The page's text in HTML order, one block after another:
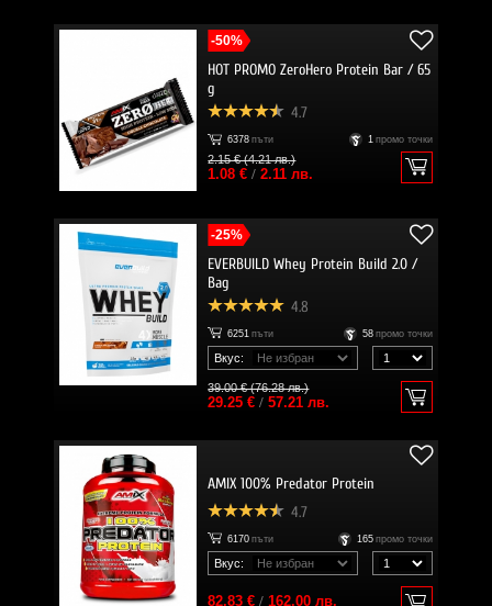
-50%
HOT PROMO ZeroHero Protein Bar / 65
g
4.7
6378 пъти 1 промо точки
2.15 € (4.21 лв.)
1.08 €/ 2.11 лв.
-25%
EVERBUILD Whey Protein Build 2.0 /
Bag
4.8
6251 пъти 58 промо точки
Вкус:
39.00 € (76.28 лв.)
29.25 €/ 57.21 лв.
AMIX 100% Predator Protein
4.7
6170 пъти 165 промо точки
Вкус:
82.83 €/ 162.00 лв.